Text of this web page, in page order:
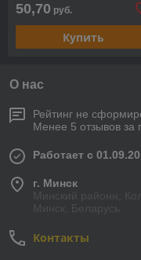
50,70 руб.
Купить
О нас
Рейтинг не
Менее 5 отзывов за
Работает с
г. Минск
Минский районн,
Минск, Беларусь
Контакты